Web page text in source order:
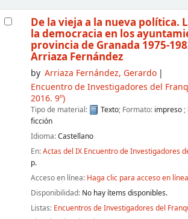
De la vieja a la nueva política.
la democracia en los
provincia de Granada 1975-
Arriaza Fernández
by Arriaza Fernández, Gerardo
Encuentro de Investigadores del
2016. 9º)
Tipo de material: Texto; Formato: impreso
ficción
Idioma:Castellano
En:Actas del IX Encuentro de Investigadores
p.
Acceso en línea: Haga clic para acceso en línea
Disponibilidad: No hay ítems disponibles.
Listas: Encuentros de Investigadores del